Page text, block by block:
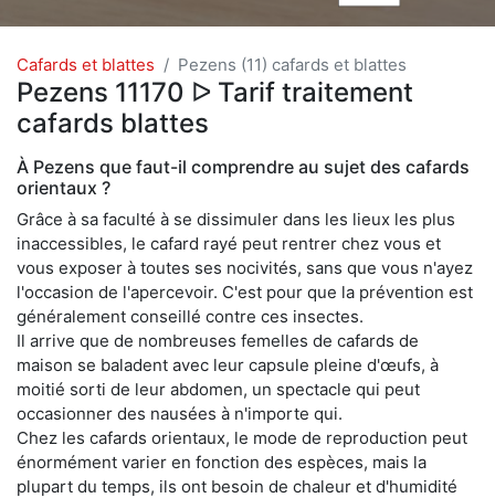
Cafards et blattes Pezens (11) cafards et blattes
Pezens 11170 ᐅ Tarif traitement
cafards blattes
À Pezens que faut-il comprendre au sujet des cafards
orientaux ?
Grâce à sa faculté à se dissimuler dans les lieux les plus
inaccessibles, le cafard rayé peut rentrer chez vous et
vous exposer à toutes ses nocivités, sans que vous n'ayez
l'occasion de l'apercevoir. C'est pour que la prévention est
généralement conseillé contre ces insectes.
Il arrive que de nombreuses femelles de cafards de
maison se baladent avec leur capsule pleine d'œufs, à
moitié sorti de leur abdomen, un spectacle qui peut
occasionner des nausées à n'importe qui.
Chez les cafards orientaux, le mode de reproduction peut
énormément varier en fonction des espèces, mais la
plupart du temps, ils ont besoin de chaleur et d'humidité